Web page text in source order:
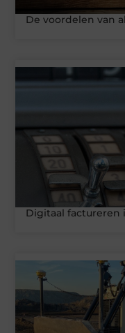
De voordelen van
Digitaal factureren